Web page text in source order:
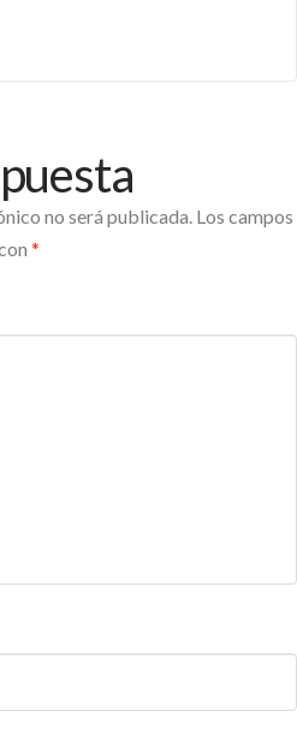
no será publicada. Los campos
*